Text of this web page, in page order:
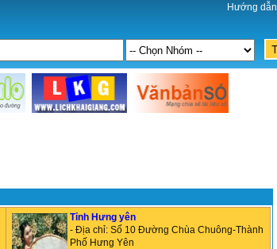
Hướng dẫn
Tỉnh Hưng yên
- Địa chỉ: Số 10 Đường Chùa Chuông-Thành
Phố Hưng Yên